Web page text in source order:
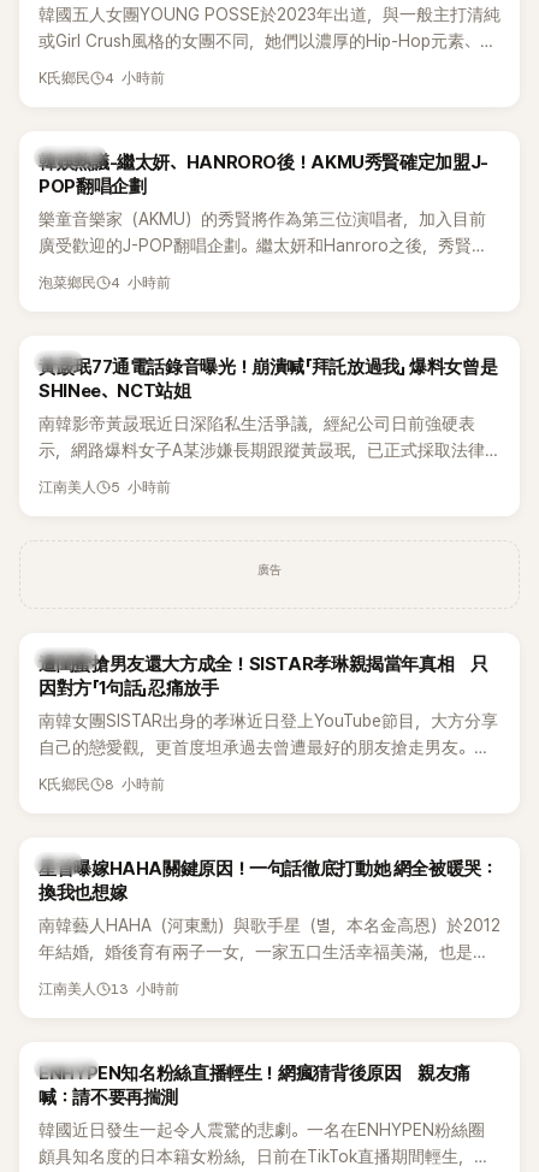
韓國五人女團YOUNG POSSE於2023年出道，與一般主打清純
或Girl Crush風格的女團不同，她們以濃厚的Hip-Hop元素、自
創Rap及成員親自參與創作為特色，MV也融入美式街頭、塗
為第五代女團中極具辨識度的新生代代表之一。
K氏鄉民 4 小時前
熱議討論
韓娛熱議-繼太妍、HANRORO後！AKMU秀賢確定加盟J-
POP翻唱企劃
樂童音樂家（AKMU）的秀賢將作為第三位演唱者，加入目前
廣受歡迎的J-POP翻唱企劃。繼太妍和Hanroro之後，秀賢已
獲選為第三首翻唱歌曲的主唱，並於近期完成錄音。
泡菜鄉民 4 小時前
韓星
黃晸珉77通電話錄音曝光！崩潰喊「拜託放過我」 爆料女曾是
SHINee、NCT站姐
南韓影帝黃晸珉近日深陷私生活爭議，經紀公司日前強硬表
示，網路爆料女子A某涉嫌長期跟蹤黃晸珉，已正式採取法律
行動。不過，A並未停止發聲，持續透過社群平台公開爆料，反
像團體的「站姐」，事件持續延燒。
江南美人 5 小時前
廣告
K-POP
遭閨蜜搶男友還大方成全！SISTAR孝琳親揭當年真相 只
因對方「1句話」忍痛放手
南韓女團SISTAR出身的孝琳近日登上YouTube節目，大方分享
自己的戀愛觀，更首度坦承過去曾遭最好的朋友搶走男友。她
表示，當時選擇瀟灑放手，但如果同樣的事情現在再發生，「我
K氏鄉民 8 小時前
韓星
星首曝嫁HAHA關鍵原因！一句話徹底打動她 網全被暖哭：
換我也想嫁
南韓藝人HAHA（河東勳）與歌手星（별，本名金高恩）於2012
年結婚，婚後育有兩子一女，一家五口生活幸福美滿，也是韓
國演藝圈公認的模範夫妻。近日，星首度公開當年決定嫁給
江南美人 13 小時前
K-POP
ENHYPEN知名粉絲直播輕生！網瘋猜背後原因 親友痛
喊：請不要再揣測
韓國近日發生一起令人震驚的悲劇。一名在ENHYPEN粉絲圈
頗具知名度的日本籍女粉絲，日前在TikTok直播期間輕生，最